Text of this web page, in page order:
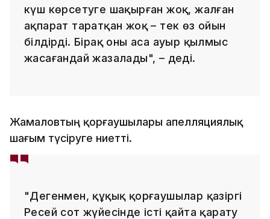
күш көрсетуге шақырған жоқ, жалған
ақпарат таратқан жоқ – тек өз ойын
білдірді. Бірақ оны аса ауыр қылмыс
жасағандай жазалады", – деді.
Жамаловтың қорғаушылары апелляциялық
шағым түсіруге ниетті.
"Дегенмен, құқық қорғаушылар қазіргі
Ресей сот жүйесінде істі қайта қарату